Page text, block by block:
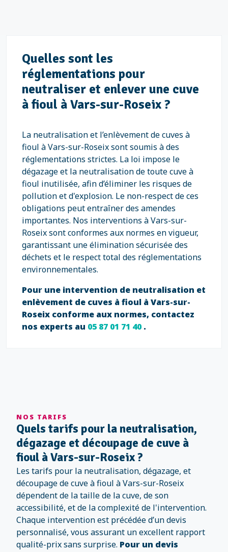
Quelles sont les
réglementations pour
neutraliser et enlever une cuve
à fioul à Vars-sur-Roseix ?
La neutralisation et l’enlèvement de cuves à
fioul à Vars-sur-Roseix sont soumis à des
réglementations strictes. La loi impose le
dégazage et la neutralisation de toute cuve à
fioul inutilisée, afin d’éliminer les risques de
pollution et d'explosion. Le non-respect de ces
obligations peut entraîner des amendes
importantes. Nos interventions à Vars-sur-
Roseix sont conformes aux normes en vigueur,
garantissant une élimination sécurisée des
déchets et le respect total des réglementations
environnementales.
Pour une intervention de neutralisation et
enlèvement de cuves à fioul à Vars-sur-
Roseix conforme aux normes, contactez
nos experts au 05 87 01 71 40.
NOS TARIFS
Quels tarifs pour la neutralisation,
dégazage et découpage de cuve à
fioul à Vars-sur-Roseix ?
Les tarifs pour la neutralisation, dégazage, et
découpage de cuve à fioul à Vars-sur-Roseix
dépendent de la taille de la cuve, de son
accessibilité, et de la complexité de l'intervention.
Chaque intervention est précédée d’un devis
personnalisé, vous assurant un excellent rapport
qualité-prix sans surprise. Pour un devis